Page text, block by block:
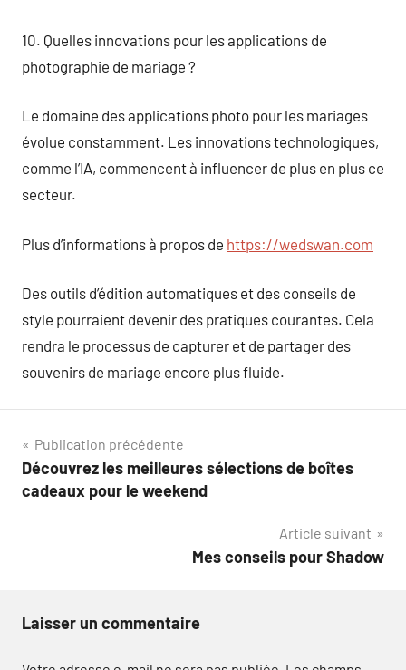
10. Quelles innovations pour les applications de
photographie de mariage ?
Le domaine des applications photo pour les mariages
évolue constamment. Les innovations technologiques,
comme l’IA, commencent à influencer de plus en plus ce
secteur.
Plus d’informations à propos de https://wedswan.com
Des outils d’édition automatiques et des conseils de
style pourraient devenir des pratiques courantes. Cela
rendra le processus de capturer et de partager des
souvenirs de mariage encore plus fluide.
Navigation
de
Publication précédente
Découvrez les meilleures sélections de boîtes
cadeaux pour le weekend
Article suivant
Mes conseils pour Shadow
Laisser un commentaire